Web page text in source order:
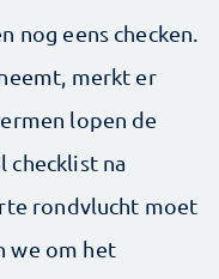
nog eens checken.
merkt er
lopen de
checklist na
rondvlucht moet
we om het